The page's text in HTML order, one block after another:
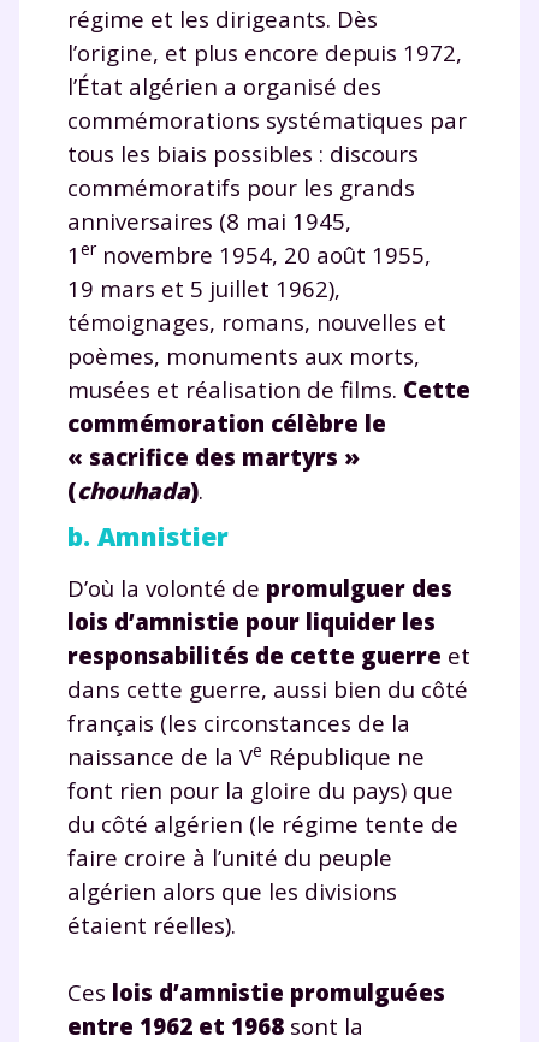
régime et les dirigeants. Dès
l’origine, et plus encore depuis 1972,
l’État algérien a organisé des
commémorations systématiques par
tous les biais possibles : discours
commémoratifs pour les grands
anniversaires (8 mai 1945,
1 ernovembre 1954, 20 août 1955,
19 mars et 5 juillet 1962),
témoignages, romans, nouvelles et
poèmes, monuments aux morts,
musées et réalisation de films. Cette
commémoration célèbre le
« sacrifice des martyrs »
(chouhada).
b. Amnistier
D’où la volonté de promulguer des
lois d’amnistie pour liquider les
responsabilités de cette guerre et
dans cette guerre, aussi bien du côté
français (les circonstances de la
naissance de la Ve République ne
font rien pour la gloire du pays) que
du côté algérien (le régime tente de
faire croire à l’unité du peuple
algérien alors que les divisions
étaient réelles).
Ces lois d’amnistie promulguées
entre 1962 et 1968 sont la